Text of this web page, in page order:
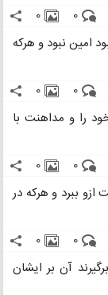
0
0
امین نبود و هرکه
0
0
را و مداهنت با
0
0
ببرد و هرکه در
0
0
آن بر ایشان